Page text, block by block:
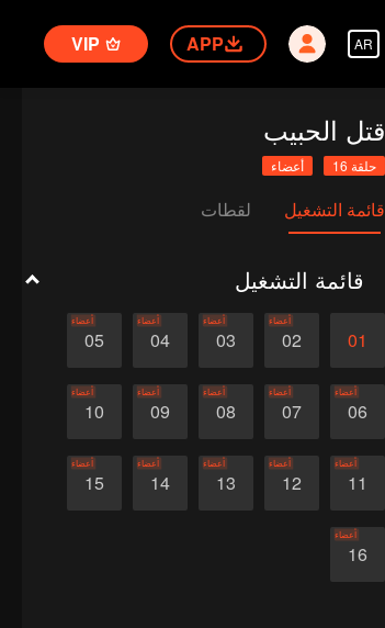
AR
APP
VIP
قتل الحبيب
حلقة 16 أعضاء
قائمة التشغيل لقطات
قائمة التشغيل
01
02
أعضاء
03
أعضاء
04
أعضاء
05
أعضاء
06
أعضاء
07
أعضاء
08
أعضاء
09
أعضاء
10
أعضاء
11
أعضاء
12
أعضاء
13
أعضاء
14
أعضاء
15
أعضاء
16
أعضاء